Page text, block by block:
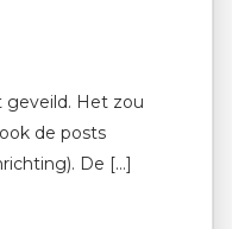
geveild. Het zou
de posts
De […]